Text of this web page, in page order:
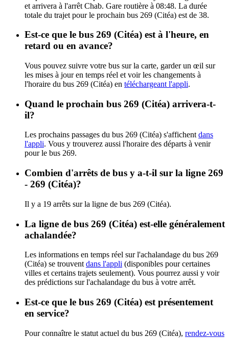
et arrivera à l'arrêt Chab. Gare routière à 08:48. La durée
totale du trajet pour le prochain bus 269 (Citéa) est de 38.
Est-ce que le bus 269 (Citéa) est à l'heure, en
retard ou en avance?
Vous pouvez suivre votre bus sur la carte, garder un œil sur
les mises à jour en temps réel et voir les changements à
l'horaire du bus 269 (Citéa) en téléchargeant l'appli.
Quand le prochain bus 269 (Citéa) arrivera-t-
il?
Les prochains passages du bus 269 (Citéa) s'affichent dans
l'appli. Vous y trouverez aussi l'horaire des départs à venir
pour le bus 269.
Combien d'arrêts de bus y a-t-il sur la ligne 269
- 269 (Citéa)?
Il y a 19 arrêts sur la ligne de bus 269 (Citéa).
La ligne de bus 269 (Citéa) est-elle généralement
achalandée?
Les informations en temps réel sur l'achalandage du bus 269
(Citéa) se trouvent dans l'appli (disponibles pour certaines
villes et certains trajets seulement). Vous pourrez aussi y voir
des prédictions sur l'achalandage du bus à votre arrêt.
Est-ce que le bus 269 (Citéa) est présentement
en service?
Pour connaître le statut actuel du bus 269 (Citéa), rendez-vous